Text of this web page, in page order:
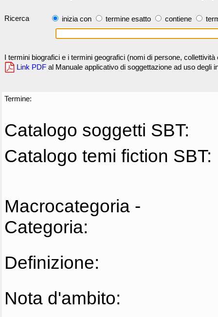
Ricerca inizia con termine esatto contiene
I termini biografici e i termini geografici (nomi di persone,
Link PDF al Manuale applicativo di soggettazione ad uso degli
Termine:
Catalogo soggetti SBT:
Catalogo temi fiction SBT:
Macrocategoria -
Categoria:
Definizione:
Nota d'ambito: